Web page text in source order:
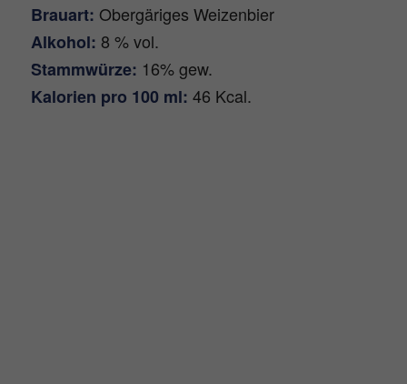
Brauart: Obergäriges Weizenbier
Alkohol: 8 % vol.
Stammwürze: 16% gew.
Kalorien pro 100 ml: 46 Kcal.